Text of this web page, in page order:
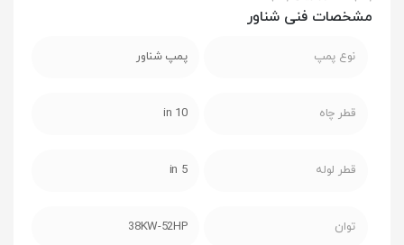
مشخصات فنی شناور
نوع پمپ پمپ شناور
قطر چاه 10 in
قطر لوله 5 in
توان 38KW-52HP